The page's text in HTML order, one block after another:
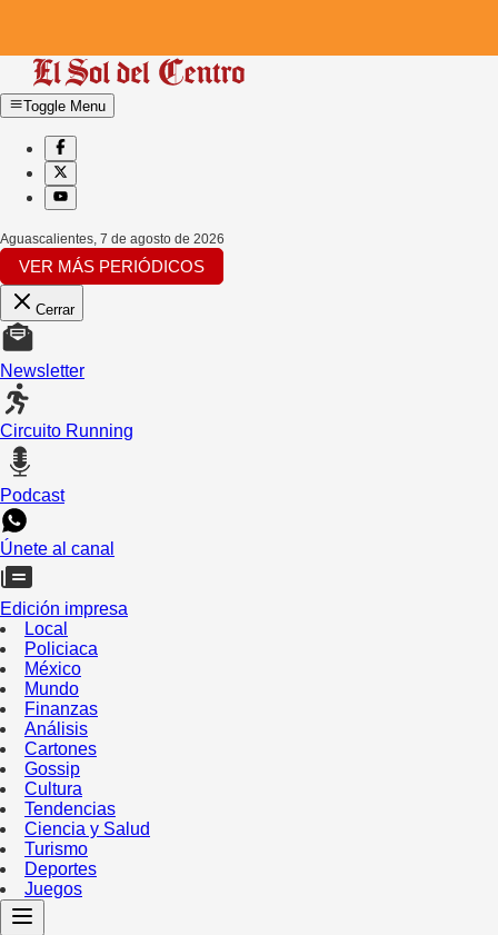
Toggle Menu
Aguascalientes, 7 de agosto de 2026
VER MÁS PERIÓDICOS
Cerrar
Newsletter
Circuito Running
Podcast
Únete al canal
Edición impresa
Local
Policiaca
México
Mundo
Finanzas
Análisis
Cartones
Gossip
Cultura
Tendencias
Ciencia y Salud
Turismo
Deportes
Juegos